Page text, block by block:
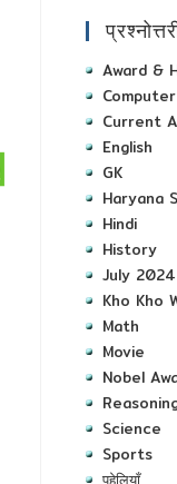
Award &
Current
English
GK
Haryana
Hindi
History
July 2024
Kho Kho
Math
Movie
Nobel
Science
Sports
पहेलियाँ